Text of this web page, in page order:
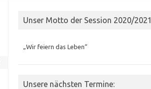
Unser Motto der Session 2020/2021
„Wir feiern das Leben“
Unsere nächsten Termine: